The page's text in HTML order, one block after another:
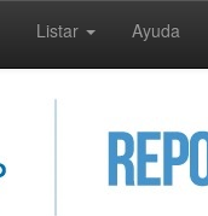
Listar Ayuda